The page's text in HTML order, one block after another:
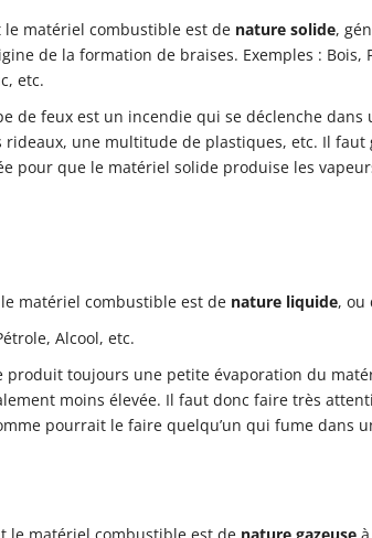
le matériel combustible est de nature solide,
de la formation de braises. Exemples : Bois,
etc.
de feux est un incendie qui se déclenche dans
rideaux, une multitude de plastiques, etc. Il
pour que le matériel solide produise les
matériel combustible est de nature liquide, ou
Alcool, etc.
produit toujours une petite évaporation du
moins élevée. Il faut donc faire très
pourrait le faire quelqu’un qui fume dans
le matériel combustible est de nature gazeuse